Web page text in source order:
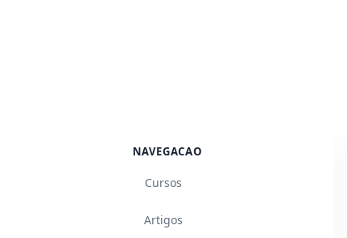
NAVEGACAO
Cursos
Artigos